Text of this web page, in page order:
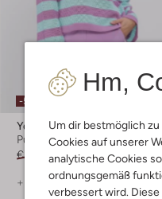
Hm,
Um dir bestmöglich
Cookies auf unserer
analytische Cookies
ordnungsgemäß
verbessert wird.
-50%
Ydence
Pullover
€ 59,99 € 29,99
+ mehr farben